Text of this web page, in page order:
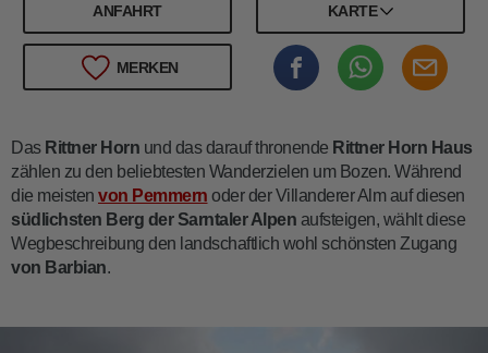
ANFAHRT KARTE
MERKEN
Das Rittner Horn und das darauf thronende Rittner Horn Haus
zählen zu den beliebtesten Wanderzielen um Bozen. Während
die meisten von Pemmern oder der Villanderer Alm auf diesen
südlichsten Berg der Sarntaler Alpen aufsteigen, wählt diese
Wegbeschreibung den landschaftlich wohl schönsten Zugang
von Barbian.